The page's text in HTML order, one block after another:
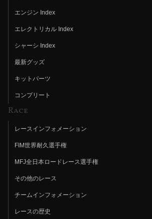
エンジン Index
エレクトリカル Index
シャーシ Index
最新グッズ
キットパーツ
コンプリート
Race
レースインフォメーション
FIM世界耐久選手権
MFJ全日本ロードレース選手権
その他のレース
チームインフォメーション
レースの歴史